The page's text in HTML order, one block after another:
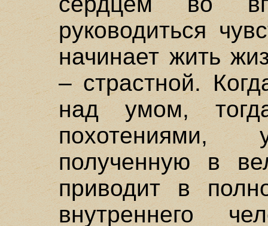
руководиться
начинает жить
– страстной.
над умом,
похотениями,
полученную в
приводит в
внутреннего